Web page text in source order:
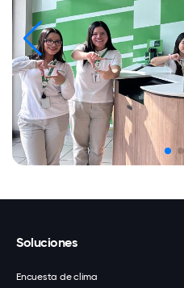
Soluciones
Encuesta de clima